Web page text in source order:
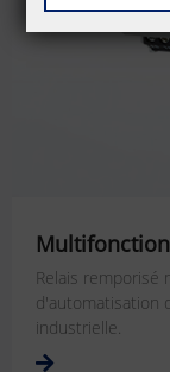
Multifonction
Relais
d'automatisation
industrielle.